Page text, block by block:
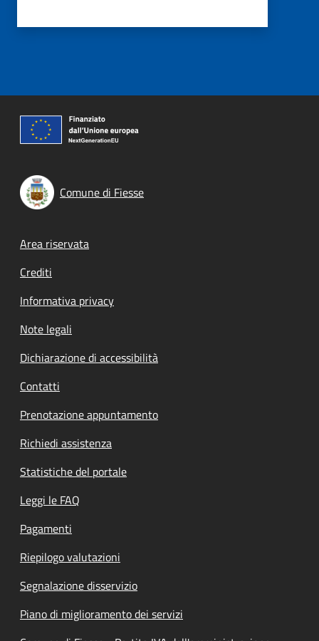
Comune di Fiesse
Footer menu
Area riservata
Crediti
Informativa privacy
Note legali
Dichiarazione di accessibilità
Contatti
Prenotazione appuntamento
Richiedi assistenza
Statistiche del portale
Leggi le FAQ
Pagamenti
Riepilogo valutazioni
Segnalazione disservizio
Piano di miglioramento dei servizi